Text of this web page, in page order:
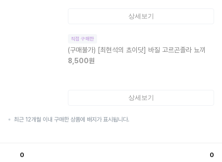
상세보기
직접 구매한
(구매불가) [최현석의 쵸이닷] 바질 고르곤졸라 뇨끼
8,500원
상세보기
최근 12개월 이내 구매한 상품에 배지가 표시됩니다.
0 0